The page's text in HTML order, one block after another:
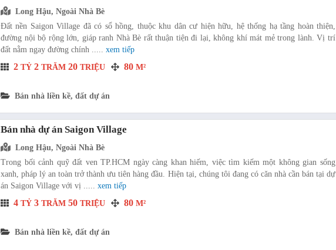
Long Hậu, Ngoài Nhà Bè
Đất nền Saigon Village đã có sổ hồng, thuộc khu dân cư hiện hữu, hệ thống hạ tầng hoàn thiện,
đường nội bộ rộng lớn, giáp ranh Nhà Bè rất thuận tiện đi lại, không khí mát mẻ trong lành. Vị trí
đất nằm ngay đường chính ..... xem tiếp
2 TỶ 2 TRĂM 20 TRIỆU 80 M²
Bán nhà liền kề, đất dự án
Bán nhà dự án Saigon Village
Long Hậu, Ngoài Nhà Bè
Trong bối cảnh quỹ đất ven TP.HCM ngày càng khan hiếm, việc tìm kiếm một không gian sống
xanh, pháp lý an toàn trở thành ưu tiên hàng đầu. Hiện tại, chúng tôi đang có căn nhà cần bán tại dự
án Saigon Village với vị ..... xem tiếp
4 TỶ 3 TRĂM 50 TRIỆU 80 M²
Bán nhà liền kề, đất dự án